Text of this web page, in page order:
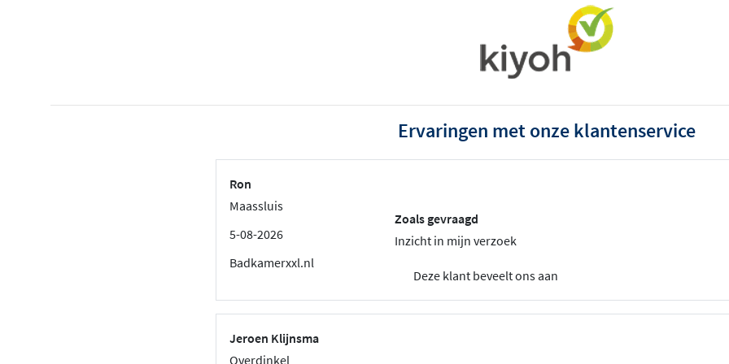
Ervaringen met onze klantenservice
Ron
Maassluis
5-08-2026
Badkamerxxl.nl
Zoals gevraagd
Inzicht in mijn verzoek
Deze klant beveelt ons aan
Jeroen Klijnsma
Overdinkel